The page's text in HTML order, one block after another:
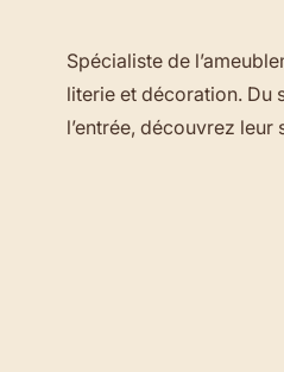
Spécialiste de
literie et décoration. Du
l’entrée, découvrez